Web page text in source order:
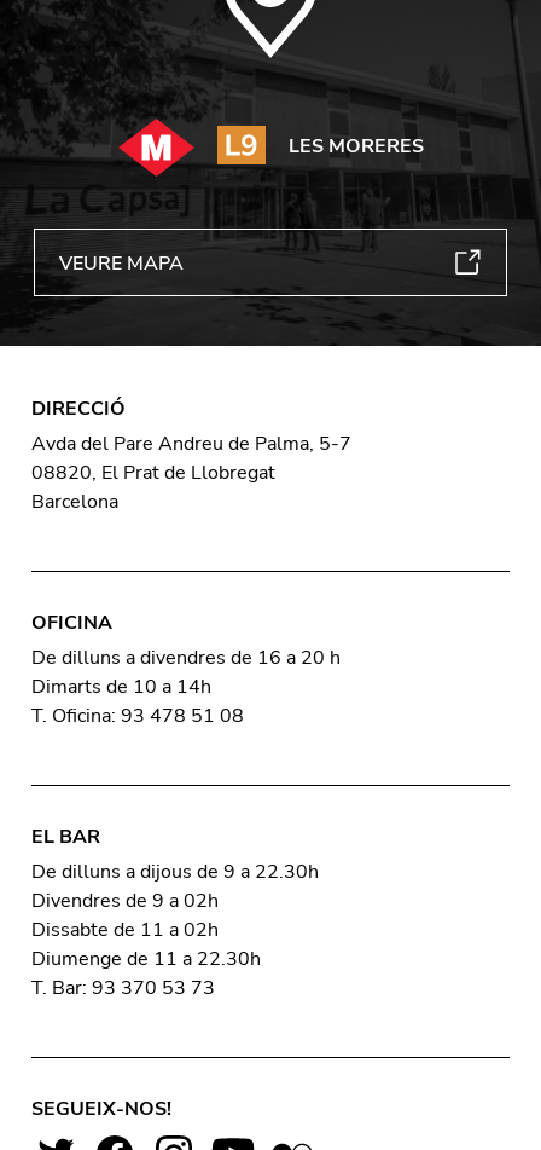
LES MORERES
VEURE MAPA
DIRECCIÓ
Avda del Pare Andreu de Palma, 5-7
08820, El Prat de Llobregat
Barcelona
OFICINA
De dilluns a divendres de 16 a 20 h
Dimarts de 10 a 14h
T. Oficina: 93 478 51 08
EL BAR
De dilluns a dijous de 9 a 22.30h
Divendres de 9 a 02h
Dissabte de 11 a 02h
Diumenge de 11 a 22.30h
T. Bar: 93 370 53 73
SEGUEIX-NOS!